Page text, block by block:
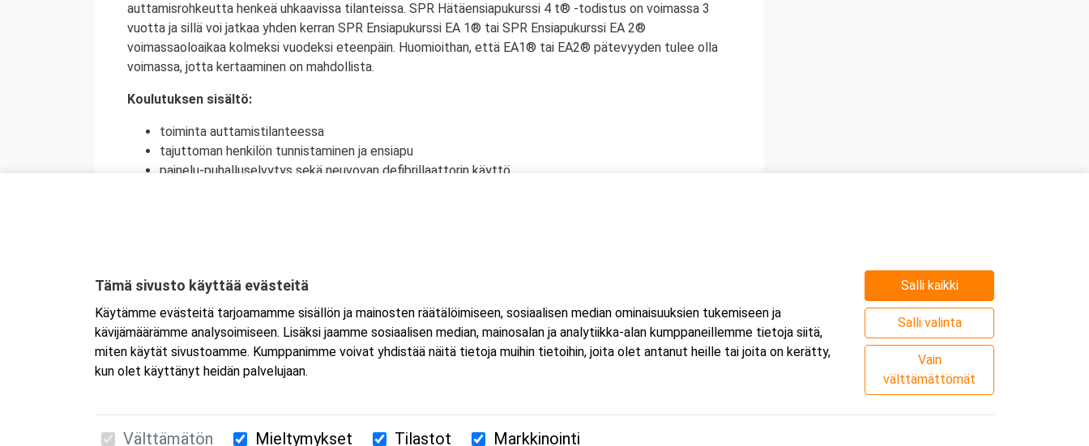
auttamisrohkeutta henkeä uhkaavissa tilanteissa. SPR Hätäensiapukurssi 4 t® -todistus on voimassa 3
vuotta ja sillä voi jatkaa yhden kerran SPR Ensiapukurssi EA 1® tai SPR Ensiapukurssi EA 2®
voimassaoloaikaa kolmeksi vuodeksi eteenpäin. Huomioithan, että EA1® tai EA2® pätevyyden tulee olla
voimassa, jotta kertaaminen on mahdollista.
Koulutuksen sisältö:
toiminta auttamistilanteessa
tajuttoman henkilön tunnistaminen ja ensiapu
painelu-puhalluselvytys sekä neuvovan defibrillaattorin käyttö
Kyseessä on etäkoulutus. Koulutus tapahtuu Microsoft Teams-sovelluksella. Voit osallistua
tai mobiililaitteelle erikseen. Mikäli haluat ladata Teams-sovelluksen, löydät sen omasta sovelluskaupasta.
Tarkemmat ohjeet lähetetään vahvistusviestissä.
Tämä sivusto käyttää evästeitä
Käytämme evästeitä tarjoamamme sisällön ja mainosten räätälöimiseen, sosiaalisen median ominaisuuksien tukemiseen ja
kävijämäärämme analysoimiseen. Lisäksi jaamme sosiaalisen median, mainosalan ja analytiikka-alan kumppaneillemme tietoja siitä,
miten käytät sivustoamme. Kumppanimme voivat yhdistää näitä tietoja muihin tietoihin, joita olet antanut heille tai joita on kerätty,
kun olet käyttänyt heidän palvelujaan.
Salli kaikki
Salli valinta
Vain
välttämättömät
Välttämätön Mieltymykset Tilastot Markkinointi